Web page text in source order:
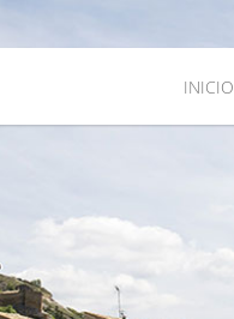
INICIO